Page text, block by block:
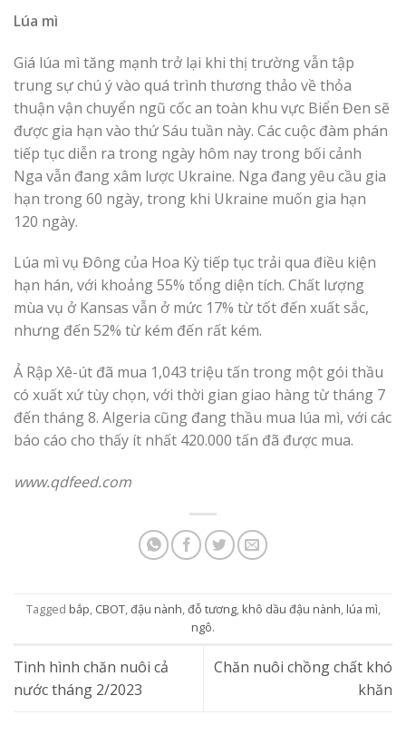
Lúa mì
Giá lúa mì tăng mạnh trở lại khi thị trường vẫn tập
trung sự chú ý vào quá trình thương thảo về thỏa
thuận vận chuyển ngũ cốc an toàn khu vực Biển Đen sẽ
được gia hạn vào thứ Sáu tuần này. Các cuộc đàm phán
tiếp tục diễn ra trong ngày hôm nay trong bối cảnh
Nga vẫn đang xâm lược Ukraine. Nga đang yêu cầu gia
hạn trong 60 ngày, trong khi Ukraine muốn gia hạn
120 ngày.
Lúa mì vụ Đông của Hoa Kỳ tiếp tục trải qua điều kiện
hạn hán, với khoảng 55% tổng diện tích. Chất lượng
mùa vụ ở Kansas vẫn ở mức 17% từ tốt đến xuất sắc,
nhưng đến 52% từ kém đến rất kém.
Ả Rập Xê-út đã mua 1,043 triệu tấn trong một gói thầu
có xuất xứ tùy chọn, với thời gian giao hàng từ tháng 7
đến tháng 8. Algeria cũng đang thầu mua lúa mì, với các
báo cáo cho thấy ít nhất 420.000 tấn đã được mua.
www.qdfeed.com
Tagged bắp, CBOT,đậu nành,đỗ tương, khô dầu đậu nành, lúa mì,
ngô.
Tình hình chăn nuôi cả
nước tháng 2/2023
Chăn nuôi chồng chất khó
khăn